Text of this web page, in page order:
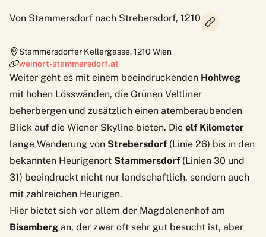
Von Stammersdorf nach Strebersdorf, 1210
Stammersdorfer Kellergasse,1210 Wien
weinort-stammersdorf.at
Weiter geht es mit einem beeindruckenden Hohlweg
mit hohen Lösswänden, die Grünen Veltliner
beherbergen und zusätzlich einen atemberaubenden
Blick auf die Wiener Skyline bieten. Die elf Kilometer
lange Wanderung von Strebersdorf (Linie 26) bis in den
bekannten Heurigenort Stammersdorf (Linien 30 und
31) beeindruckt nicht nur landschaftlich, sondern auch
mit zahlreichen Heurigen.
Hier bietet sich vor allem der Magdalenenhof am
Bisamberg an, der zwar oft sehr gut besucht ist, aber